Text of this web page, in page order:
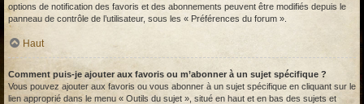
options de notification des favoris et des abonnements peuvent être modifiés depuis le
panneau de contrôle de l’utilisateur, sous les « Préférences du forum ».
Haut
Comment puis-je ajouter aux favoris ou m’abonner à un sujet spécifique ?
Vous pouvez ajouter aux favoris ou vous abonner à un sujet spécifique en cliquant sur le
lien approprié dans le menu « Outils du sujet », situé en haut et en bas des sujets et